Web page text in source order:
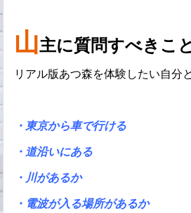
山主に質問すべきこ
リアル版あつ森を体験したい自分
・東京から車で行ける
・道沿いにある
・川があるか
・電波が入る場所があるか